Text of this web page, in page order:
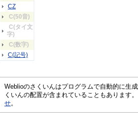
CZ
C(50音)
C(タイ文
字)
C(数字)
C(記号)
Weblioのさくいんはプログラムで自動的に生
くいんの配置が含まれていることもあります
せ。